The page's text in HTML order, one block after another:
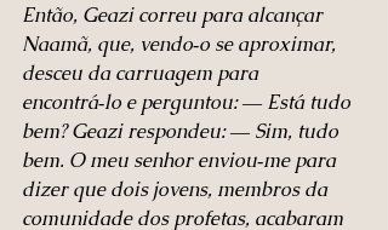
Então, Geazi correu para alcançar
Naamã, que, vendo‑o se aproximar,
desceu da carruagem para
encontrá‑lo e perguntou: ― Está tudo
bem? Geazi respondeu: ― Sim, tudo
bem. O meu senhor enviou‑me para
dizer que dois jovens, membros da
comunidade dos profetas, acabaram